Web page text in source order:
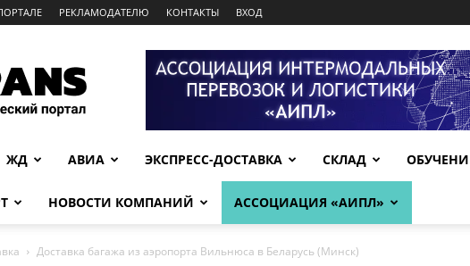
РЕКЛАМОДАТЕЛЮ КОНТАКТЫ ВХОД
ЖД АВИА ЭКСПРЕСС-ДОСТАВКА СКЛАД
НОВОСТИ КОМПАНИЙ АССОЦИАЦИЯ «АИПЛ»
Доставка багажа из аэропорта Вильнюса в Беларусь (Минск)